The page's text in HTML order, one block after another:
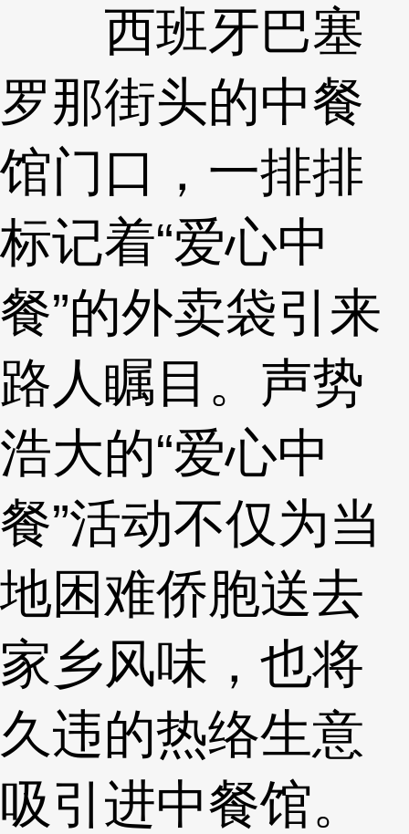
西班牙巴塞
罗那街头的中餐
馆门口，一排排
标记着“爱心中
餐”的外卖袋引来
路人瞩目。声势
浩大的“爱心中
餐”活动不仅为当
地困难侨胞送去
家乡风味，也将
久违的热络生意
吸引进中餐馆。